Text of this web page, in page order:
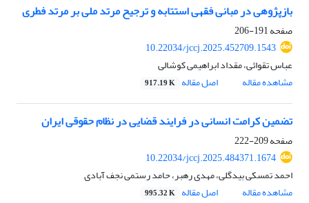
بازپژوهی در مبانی فقهی استتابه و ترجیح مرتد ملی بر مرتد فطری
صفحه191-206
10.22034/jccj.2025.452709.1543
عباس تقوائی، مقداد ابراهیمی کوشالی
مشاهده مقاله
اصل مقاله 917.19 K
تضمین کرامت انسانی در فرایند قضایی در نظام حقوقی ایران
صفحه209-222
10.22034/jccj.2025.484371.1674
احمد تمسکی بیدگلی، مهدی رهبر، حامد رستمی نجف آبادی
مشاهده مقاله
اصل مقاله 995.32 K